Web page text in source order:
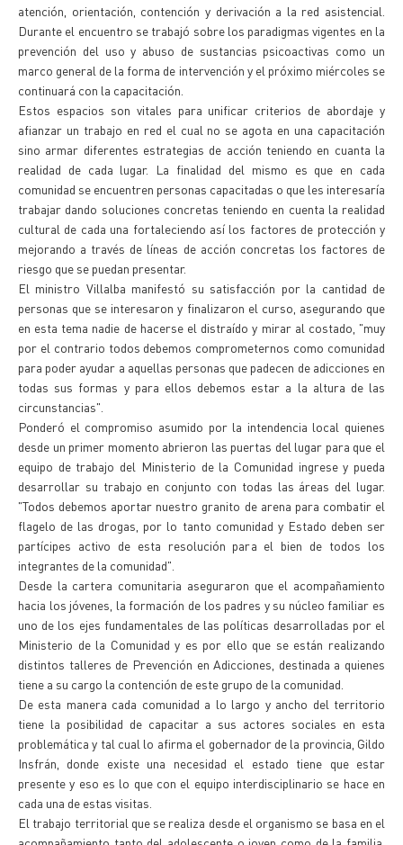
atención, orientación, contención y derivación a la red asistencial.
Durante el encuentro se trabajó sobre los paradigmas vigentes en la
prevención del uso y abuso de sustancias psicoactivas como un
marco general de la forma de intervención y el próximo miércoles se
continuará con la capacitación.
Estos espacios son vitales para unificar criterios de abordaje y
afianzar un trabajo en red el cual no se agota en una capacitación
sino armar diferentes estrategias de acción teniendo en cuanta la
realidad de cada lugar. La finalidad del mismo es que en cada
comunidad se encuentren personas capacitadas o que les interesaría
trabajar dando soluciones concretas teniendo en cuenta la realidad
cultural de cada una fortaleciendo así los factores de protección y
mejorando a través de líneas de acción concretas los factores de
riesgo que se puedan presentar.
El ministro Villalba manifestó su satisfacción por la cantidad de
personas que se interesaron y finalizaron el curso, asegurando que
en esta tema nadie de hacerse el distraído y mirar al costado, "muy
por el contrario todos debemos comprometernos como comunidad
para poder ayudar a aquellas personas que padecen de adicciones en
todas sus formas y para ellos debemos estar a la altura de las
circunstancias".
Ponderó el compromiso asumido por la intendencia local quienes
desde un primer momento abrieron las puertas del lugar para que el
equipo de trabajo del Ministerio de la Comunidad ingrese y pueda
desarrollar su trabajo en conjunto con todas las áreas del lugar.
"Todos debemos aportar nuestro granito de arena para combatir el
flagelo de las drogas, por lo tanto comunidad y Estado deben ser
partícipes activo de esta resolución para el bien de todos los
integrantes de la comunidad".
Desde la cartera comunitaria aseguraron que el acompañamiento
hacia los jóvenes, la formación de los padres y su núcleo familiar es
uno de los ejes fundamentales de las políticas desarrolladas por el
Ministerio de la Comunidad y es por ello que se están realizando
distintos talleres de Prevención en Adicciones, destinada a quienes
tiene a su cargo la contención de este grupo de la comunidad.
De esta manera cada comunidad a lo largo y ancho del territorio
tiene la posibilidad de capacitar a sus actores sociales en esta
problemática y tal cual lo afirma el gobernador de la provincia, Gildo
Insfrán, donde existe una necesidad el estado tiene que estar
presente y eso es lo que con el equipo interdisciplinario se hace en
cada una de estas visitas.
El trabajo territorial que se realiza desde el organismo se basa en el